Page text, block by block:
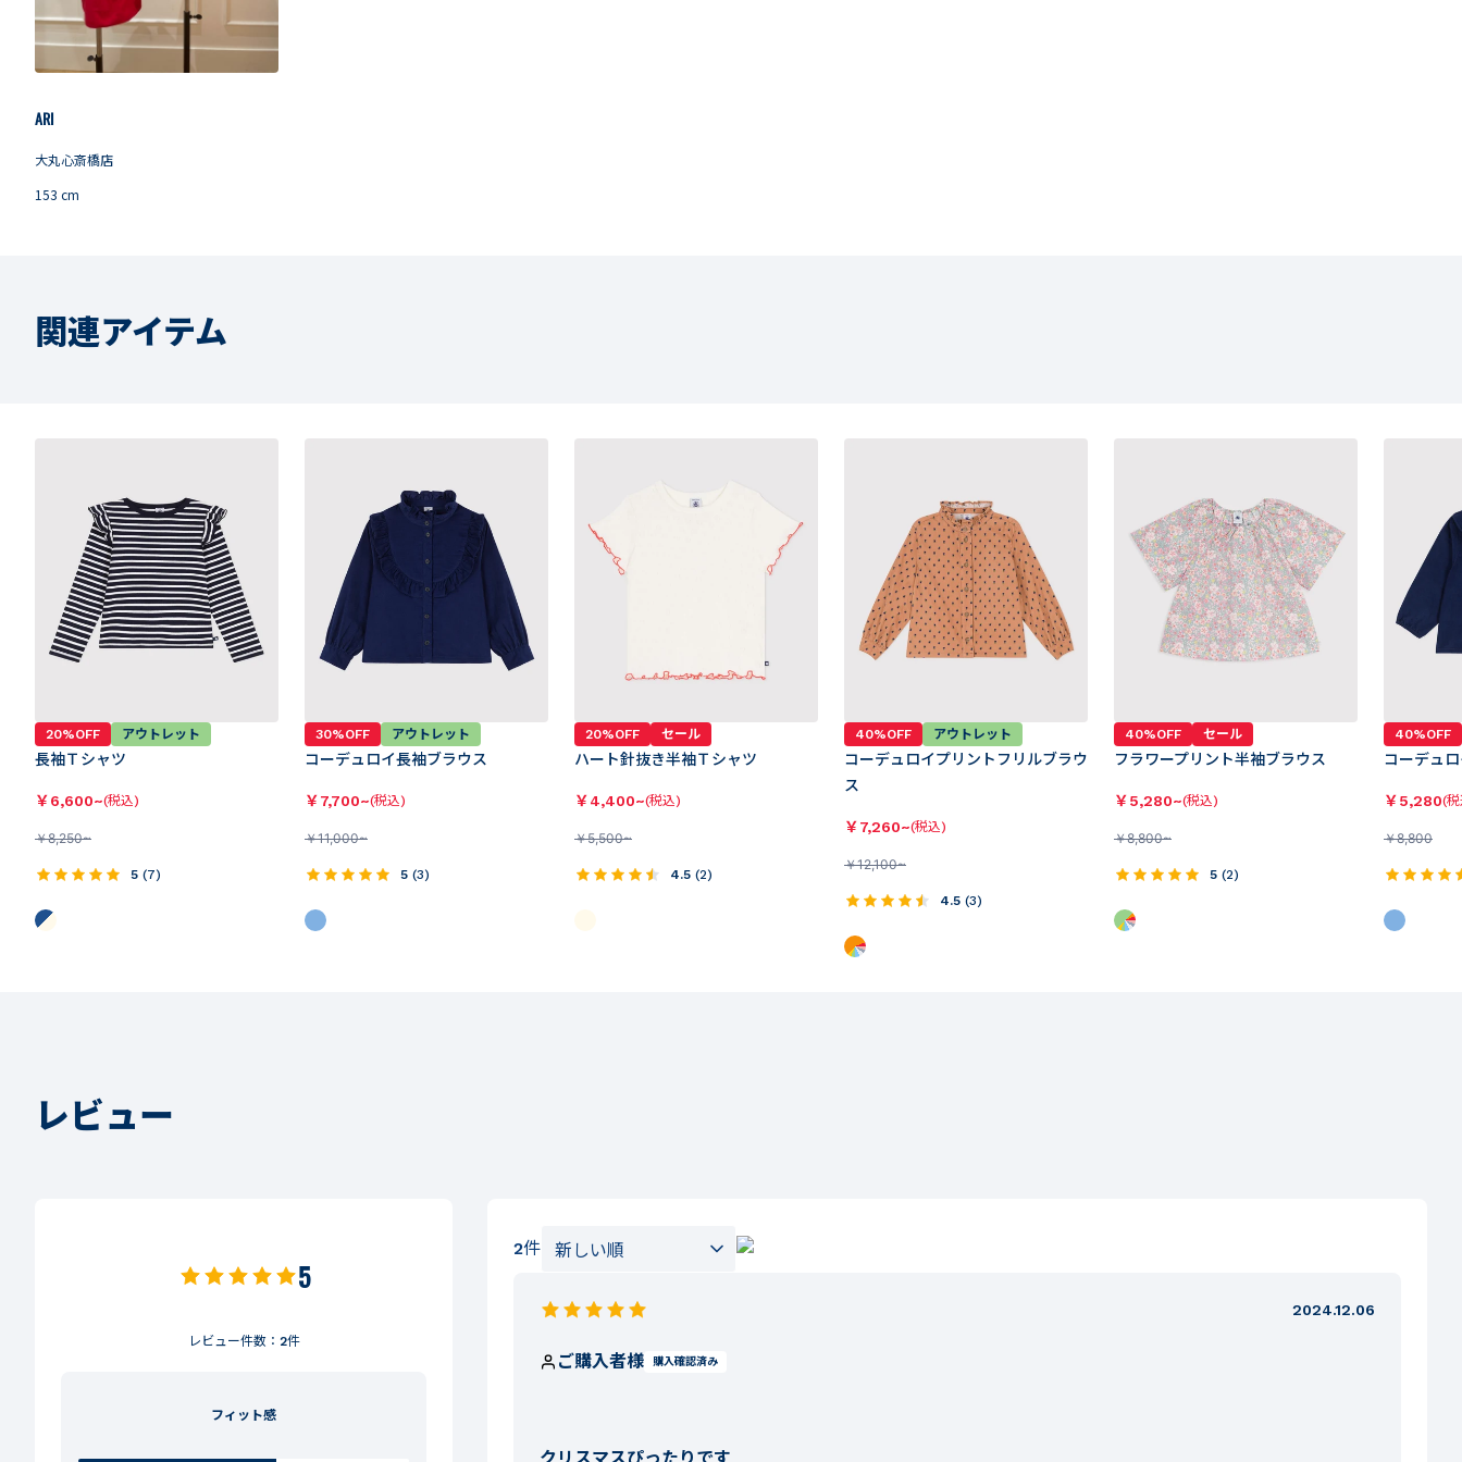
ARI
大丸心斎橋店
153 cm
関連アイテム
20%OFF アウトレット
長袖Ｔシャツ
￥6,600~(税込)
￥8,250~
5 (7)
30%OFF アウトレット
コーデュロイ長袖ブラウス
￥7,700~(税込)
￥11,000~
5 (3)
20%OFF セール
ハート針抜き半袖Ｔシャツ
￥4,400~(税込)
￥5,500~
4.5 (2)
40%OFF アウトレット
コーデュロイプリントフリルブラウ
ス
￥7,260~(税込)
￥12,100~
4.5 (3)
40%OFF セール
フラワープリント半袖ブラウス
￥5,280~(税込)
￥8,800~
5 (2)
40%OFF
コーデュ
￥5,280(
￥8,800
レビュー
5
レビュー件数： 2件
フィット感
2件
2024.12.06
ご購入者様 購入確認済み